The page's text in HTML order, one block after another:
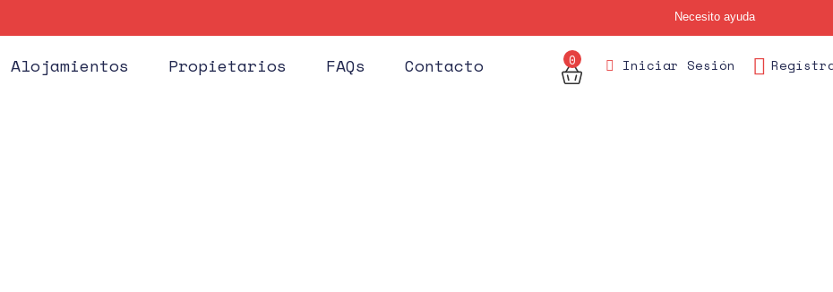
Necesito ayuda
0 Iniciar Sesión
Alojamientos Propietarios FAQs Contacto
Huéspedes